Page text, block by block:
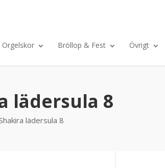
Orgelskor Bröllop & Fest Övrigt
lädersula 8
lädersula 8